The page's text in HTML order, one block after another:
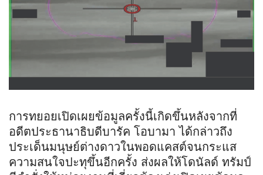
การทยอยเปิดเผยข้อมูลครั้งนี้เกิดขึ้นหลังจากที่
อดีตประธานาธิบดีบารัค โอบามา ได้กล่าวถึง
ประเด็นมนุษย์ต่างดาวในพอดแคสต์จนกระแส
ความสนใจปะทุขึ้นอีกครั้ง ส่งผลให้โดนัลด์ ทรัมป์